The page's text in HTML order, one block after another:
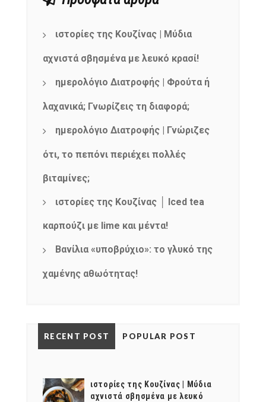
ιστορίες της Κουζίνας | Μύδια
αχνιστά σβησμένα με λευκό κρασί!
ημερολόγιο Διατροφής | Φρούτα ή
λαχανικά; Γνωρίζεις τη διαφορά;
ημερολόγιο Διατροφής | Γνώριζες
ότι, το πεπόνι περιέχει πολλές
βιταμίνες;
ιστορίες της Κουζίνας │ Iced tea
καρπούζι με lime και μέντα!
Βανίλια «υποβρύχιο»: το γλυκό της
χαμένης αθωότητας!
RECENT POST POPULAR POST
ιστορίες της Κουζίνας | Μύδια
αχνιστά σβησμένα με λευκό
NEWSLETTER
Get ti
mel
y updates
fro
m
your favorite